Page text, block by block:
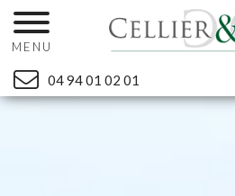
MENU
04 94 01 02 01